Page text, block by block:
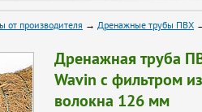
от производителя → Дренажные трубы ПВХ
Дренажная труба
Wavin с фильтром
волокна 126 мм